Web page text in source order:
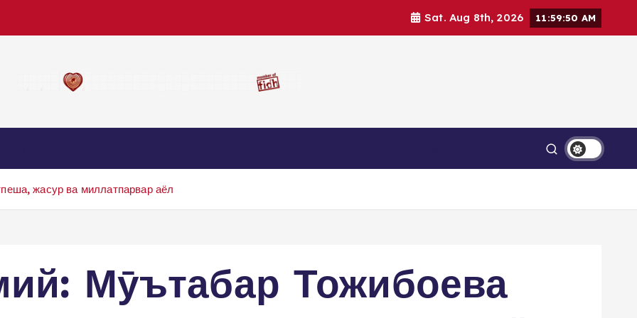
Sat. Aug 8th, 2026 11:59:52 AM
жасур ва миллатпарвар аёл
Мӯътабар Тожибоева